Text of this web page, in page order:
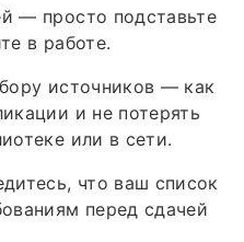
— просто подставьте
в работе.
источников — как
и не потерять
или в сети.
что ваш список
перед сдачей